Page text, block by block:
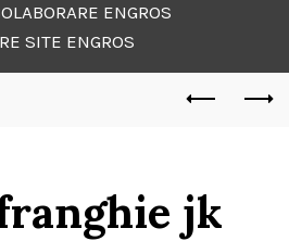
ENGROS
SITE ENGROS
jk